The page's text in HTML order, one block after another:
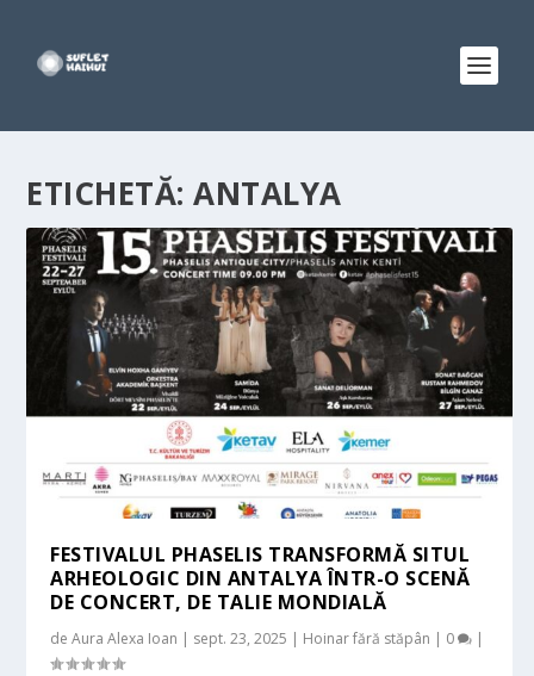
ETICHETĂ:ANTALYA
FESTIVALUL PHASELIS TRANSFORMĂ SITUL
ARHEOLOGIC DIN ANTALYA ÎNTR-O SCENĂ
DE CONCERT, DE TALIE MONDIALĂ
deAura Alexa Ioan | sept. 23, 2025 | Hoinar fără stăpân | 0 |